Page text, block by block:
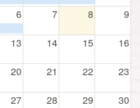
6 7 8 9
13 14 15 16
20 21 22 23
27 28 29 30